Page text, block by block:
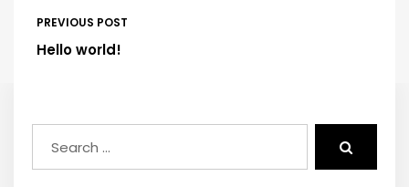
PREVIOUS POST
Hello world!